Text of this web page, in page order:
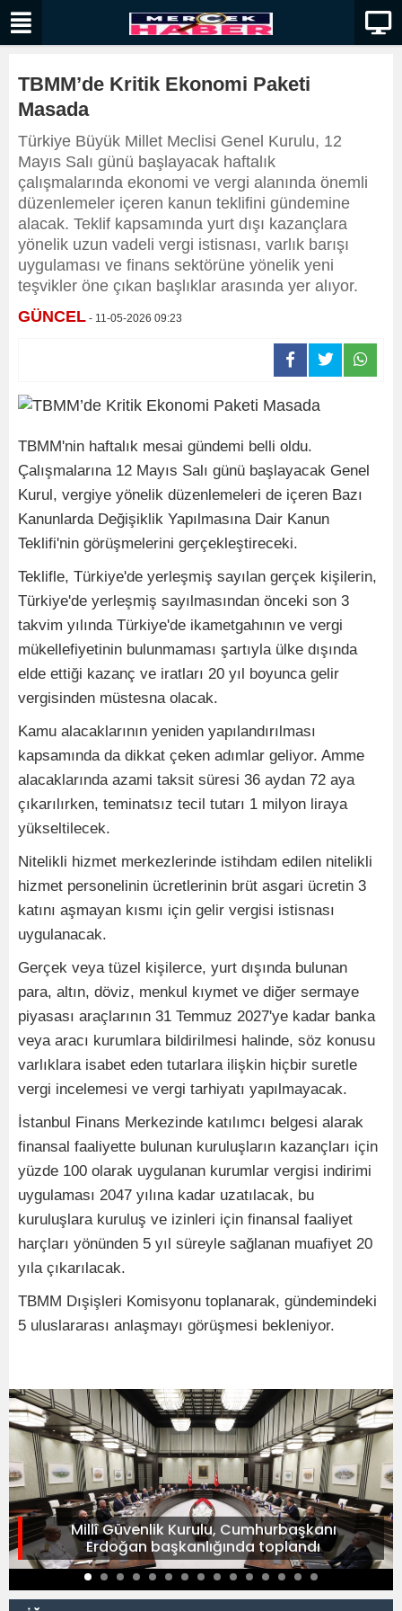
TBMM’de Kritik Ekonomi Paketi
Masada
Türkiye Büyük Millet Meclisi Genel Kurulu, 12
Mayıs Salı günü başlayacak haftalık
çalışmalarında ekonomi ve vergi alanında önemli
düzenlemeler içeren kanun teklifini gündemine
alacak. Teklif kapsamında yurt dışı kazançlara
yönelik uzun vadeli vergi istisnası, varlık barışı
uygulaması ve finans sektörüne yönelik yeni
teşvikler öne çıkan başlıklar arasında yer alıyor.
GÜNCEL - 11-05-2026 09:23
TBMM'nin haftalık mesai gündemi belli oldu.
Çalışmalarına 12 Mayıs Salı günü başlayacak Genel
Kurul, vergiye yönelik düzenlemeleri de içeren Bazı
Kanunlarda Değişiklik Yapılmasına Dair Kanun
Teklifi'nin görüşmelerini gerçekleştireceki.
Teklifle, Türkiye'de yerleşmiş sayılan gerçek kişilerin,
Türkiye'de yerleşmiş sayılmasından önceki son 3
takvim yılında Türkiye'de ikametgahının ve vergi
mükellefiyetinin bulunmaması şartıyla ülke dışında
elde ettiği kazanç ve iratları 20 yıl boyunca gelir
vergisinden müstesna olacak.
Kamu alacaklarının yeniden yapılandırılması
kapsamında da dikkat çeken adımlar geliyor. Amme
alacaklarında azami taksit süresi 36 aydan 72 aya
çıkarılırken, teminatsız tecil tutarı 1 milyon liraya
yükseltilecek.
Nitelikli hizmet merkezlerinde istihdam edilen nitelikli
hizmet personelinin ücretlerinin brüt asgari ücretin 3
katını aşmayan kısmı için gelir vergisi istisnası
uygulanacak.
Gerçek veya tüzel kişilerce, yurt dışında bulunan
para, altın, döviz, menkul kıymet ve diğer sermaye
piyasası araçlarının 31 Temmuz 2027'ye kadar banka
veya aracı kurumlara bildirilmesi halinde, söz konusu
varlıklara isabet eden tutarlara ilişkin hiçbir suretle
vergi incelemesi ve vergi tarhiyatı yapılmayacak.
İstanbul Finans Merkezinde katılımcı belgesi alarak
finansal faaliyette bulunan kuruluşların kazançları için
yüzde 100 olarak uygulanan kurumlar vergisi indirimi
uygulaması 2047 yılına kadar uzatılacak, bu
kuruluşlara kuruluş ve izinleri için finansal faaliyet
harçları yönünden 5 yıl süreyle sağlanan muafiyet 20
yıla çıkarılacak.
TBMM Dışişleri Komisyonu toplanarak, gündemindeki
5 uluslararası anlaşmayı görüşmesi bekleniyor.
Millî Güvenlik Kurulu, Cumhurbaşkanı
Erdoğan başkanlığında toplandı